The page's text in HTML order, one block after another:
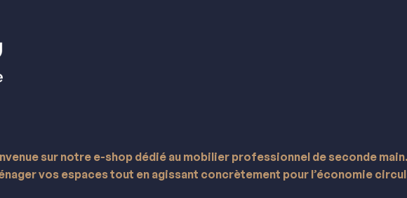
sur notre e-shop dédié au mobilier professionnel de seconde
vos espaces tout en agissant concrètement pour l’économie